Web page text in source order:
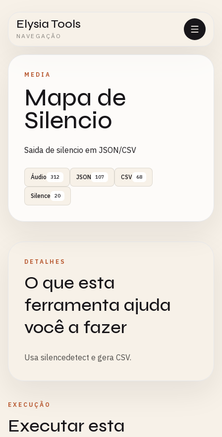
Elysia Tools
NAVEGAÇÃO
MEDIA
Mapa de
Silencio
Saida de silencio em JSON/CSV
Áudio 312 JSON 107 CSV 68
Silence 20
DETALHES
O que esta
ferramenta ajuda
você a fazer
Usa silencedetect e gera CSV.
EXECUÇÃO
Executar esta